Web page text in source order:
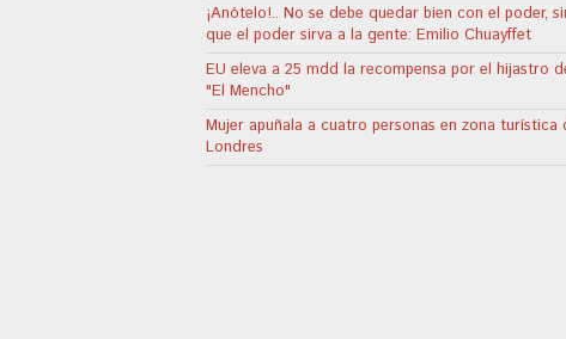
¡Anótelo!.. No se debe quedar bien con el poder,
que el poder sirva a la gente: Emilio Chuayffet
EU eleva a 25 mdd la recompensa por el hijastro
"El Mencho"
Mujer apuñala a cuatro personas en zona turística
Londres